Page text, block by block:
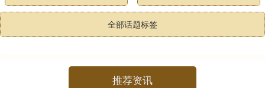
全部话题标签
推荐资讯